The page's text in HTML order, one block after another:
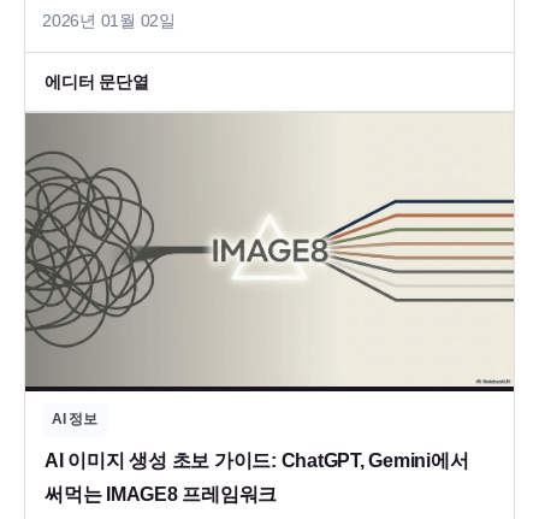
2026년 01월 02일
에디터 문단열
AI 정보
AI 이미지 생성 초보 가이드: ChatGPT, Gemini에서
써먹는 IMAGE8 프레임워크